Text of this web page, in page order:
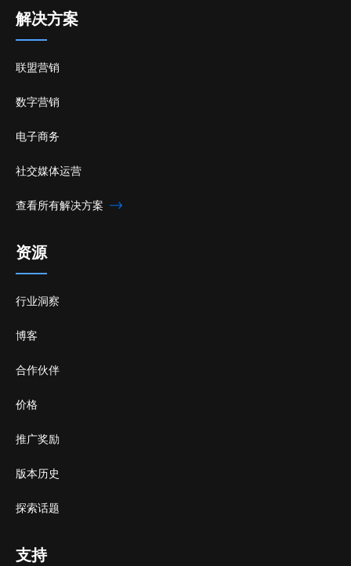
解决方案
联盟营销
数字营销
电子商务
社交媒体运营
查看所有解决方案
资源
行业洞察
博客
合作伙伴
价格
推广奖励
版本历史
探索话题
支持